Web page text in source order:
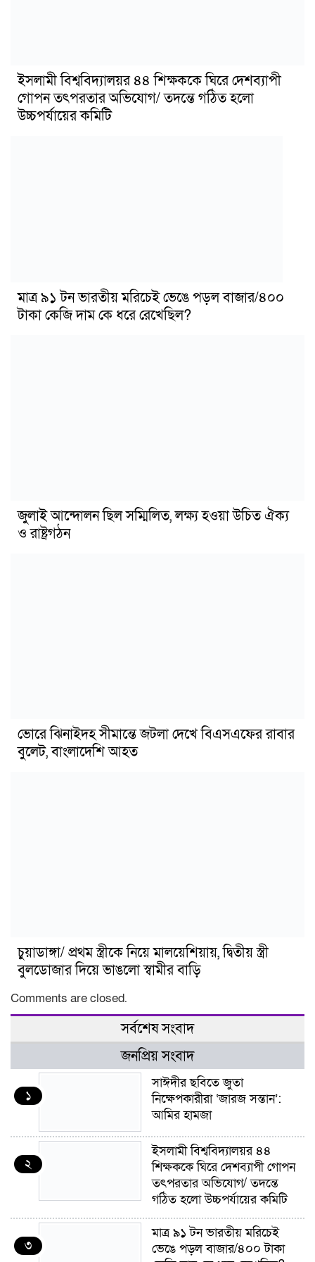
ইসলামী বিশ্ববিদ্যালয়র ৪৪ শিক্ষককে ঘিরে দেশব্যাপী
গোপন তৎপরতার অভিযোগ/ তদন্তে গঠিত হলো
উচ্চপর্যায়ের কমিটি
মাত্র ৯১ টন ভারতীয় মরিচেই ভেঙে পড়ল বাজার/৪০০
টাকা কেজি দাম কে ধরে রেখেছিল?
জুলাই আন্দোলন ছিল সম্মিলিত, লক্ষ্য হওয়া উচিত ঐক্য
ও রাষ্ট্রগঠন
ভোরে ঝিনাইদহ সীমান্তে জটলা দেখে বিএসএফের রাবার
বুলেট, বাংলাদেশি আহত
চুয়াডাঙ্গা/ প্রথম স্ত্রীকে নিয়ে মালয়েশিয়ায়, দ্বিতীয় স্ত্রী
বুলডোজার দিয়ে ভাঙলো স্বামীর বাড়ি
Comments are closed.
সর্বশেষ সংবাদ
জনপ্রিয় সংবাদ
১
সাঈদীর ছবিতে জুতা
নিক্ষেপকারীরা ‘জারজ সন্তান’:
আমির হামজা
২
ইসলামী বিশ্ববিদ্যালয়র ৪৪
শিক্ষককে ঘিরে দেশব্যাপী গোপন
তৎপরতার অভিযোগ/ তদন্তে
গঠিত হলো উচ্চপর্যায়ের কমিটি
৩
মাত্র ৯১ টন ভারতীয় মরিচেই
ভেঙে পড়ল বাজার/৪০০ টাকা